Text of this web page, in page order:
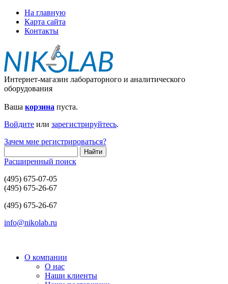
На главную
Карта сайта
Контакты
Интернет-магазин лабораторного и аналитического
оборудования
Ваша корзина пуста.
Войдите или зарегистрируйтесь.
Зачем мне регистрироваться?
Расширенный поиск
(495) 675-07-05
(495) 675-26-67
(495) 675-26-67
info@nikolab.ru
О компании
О нас
Наши клиенты